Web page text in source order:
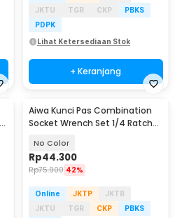
JKTU
TGR CKP
PBKS
PDPK
Lihat Ketersediaan Stok
+ Keranjang
Aiwa Kunci Pas Combination
Socket Wrench Set 1/4 Ratchet
No Color
Rp44.300
Rp75.900 42%
Online JKTP
JKTB
JKTU
TGR CKP
PBKS